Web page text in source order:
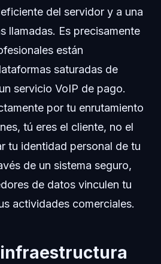
del servidor y a una
llamadas. Es precisamente
están
saturadas de
servicio VoIP de pago.
por tu enrutamiento
tú eres el cliente, no el
tu identidad personal de tu
de un sistema seguro,
de datos vinculen tu
actividades comerciales.